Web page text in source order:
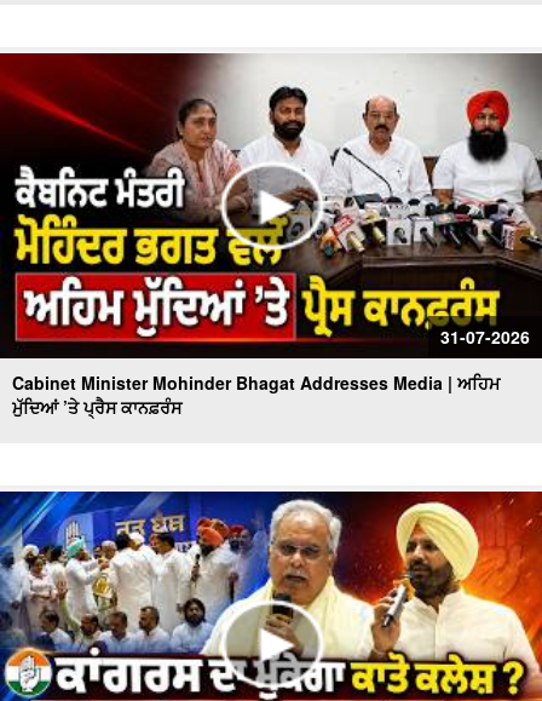
31-07-2026
Cabinet Minister Mohinder Bhagat Addresses Media | ਅਹਿਮ
ਮੁੱਦਿਆਂ ’ਤੇ ਪ੍ਰੈਸ ਕਾਨਫ਼ਰੰਸ